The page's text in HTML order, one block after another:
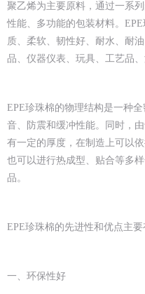
聚乙烯为主要原料，通过一系
性能、多功能的包装材料。
质、柔软、韧性好、耐水、耐
品、仪器仪表、玩具、工艺品、
EPE珍珠棉的物理结构是一种
音、防震和缓冲性能。同时，
有一定的厚度，在制造上可以
也可以进行热成型、贴合等多
品。
EPE珍珠棉的先进性和优点主要
一、环保性好